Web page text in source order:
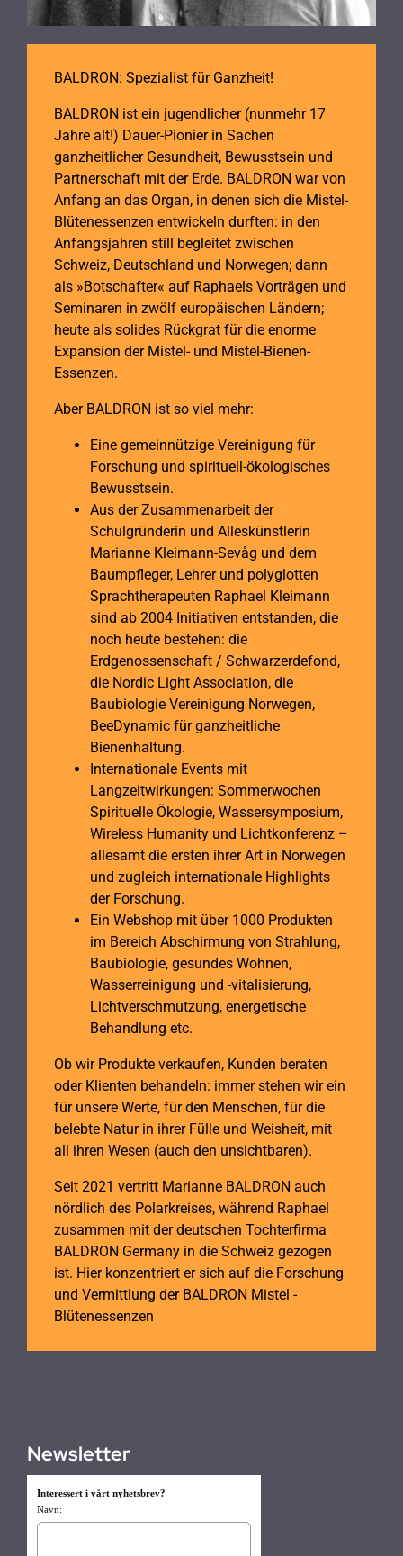
BALDRON: Spezialist für Ganzheit!
BALDRON ist ein jugendlicher (nunmehr 17
Jahre alt!) Dauer-Pionier in Sachen
ganzheitlicher Gesundheit, Bewusstsein und
Partnerschaft mit der Erde. BALDRON war von
Anfang an das Organ, in denen sich die Mistel-
Blütenessenzen entwickeln durften: in den
Anfangsjahren still begleitet zwischen
Schweiz, Deutschland und Norwegen; dann
als »Botschafter« auf Raphaels Vorträgen und
Seminaren in zwölf europäischen Ländern;
heute als solides Rückgrat für die enorme
Expansion der Mistel- und Mistel-Bienen-
Essenzen.
Aber BALDRON ist so viel mehr:
Eine gemeinnützige Vereinigung für
Forschung und spirituell-ökologisches
Bewusstsein.
Aus der Zusammenarbeit der
Schulgründerin und Alleskünstlerin
Marianne Kleimann-Sevåg und dem
Baumpfleger, Lehrer und polyglotten
Sprachtherapeuten Raphael Kleimann
sind ab 2004 Initiativen entstanden, die
noch heute bestehen: die
Erdgenossenschaft / Schwarzerdefond,
die Nordic Light Association, die
Baubiologie Vereinigung Norwegen,
BeeDynamic für ganzheitliche
Bienenhaltung.
Internationale Events mit
Langzeitwirkungen: Sommerwochen
Spirituelle Ökologie, Wassersymposium,
Wireless Humanity und Lichtkonferenz –
allesamt die ersten ihrer Art in Norwegen
und zugleich internationale Highlights
der Forschung.
Ein Webshop mit über 1000 Produkten
im Bereich Abschirmung von Strahlung,
Baubiologie, gesundes Wohnen,
Wasserreinigung und -vitalisierung,
Lichtverschmutzung, energetische
Behandlung etc.
Ob wir Produkte verkaufen, Kunden beraten
oder Klienten behandeln: immer stehen wir ein
für unsere Werte, für den Menschen, für die
belebte Natur in ihrer Fülle und Weisheit, mit
all ihren Wesen (auch den unsichtbaren).
Seit 2021 vertritt Marianne BALDRON auch
nördlich des Polarkreises, während Raphael
zusammen mit der deutschen Tochterfirma
BALDRON Germany in die Schweiz gezogen
ist. Hier konzentriert er sich auf die Forschung
und Vermittlung der BALDRON Mistel -
Blütenessenzen
Newsletter
Interessert i vårt nyhetsbrev?
Navn: